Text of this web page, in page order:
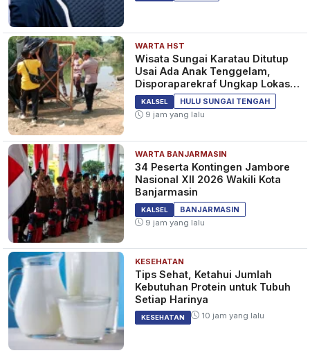
WARTA HST
Wisata Sungai Karatau Ditutup
Usai Ada Anak Tenggelam,
Disporaparekraf Ungkap Lokasi
Belum Berizin
KALSEL
HULU SUNGAI TENGAH
9 jam yang lalu
WARTA BANJARMASIN
34 Peserta Kontingen Jambore
Nasional XII 2026 Wakili Kota
Banjarmasin
KALSEL
BANJARMASIN
9 jam yang lalu
KESEHATAN
Tips Sehat, Ketahui Jumlah
Kebutuhan Protein untuk Tubuh
Setiap Harinya
KESEHATAN 10 jam yang lalu